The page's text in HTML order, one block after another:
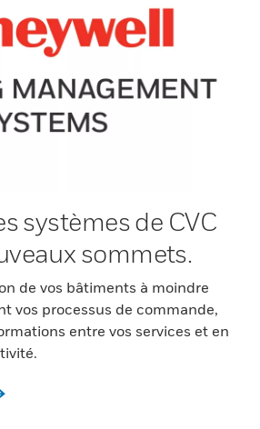
systèmes de CVC
sommets.
de vos bâtiments à moindre
vos processus de commande,
entre vos services et en